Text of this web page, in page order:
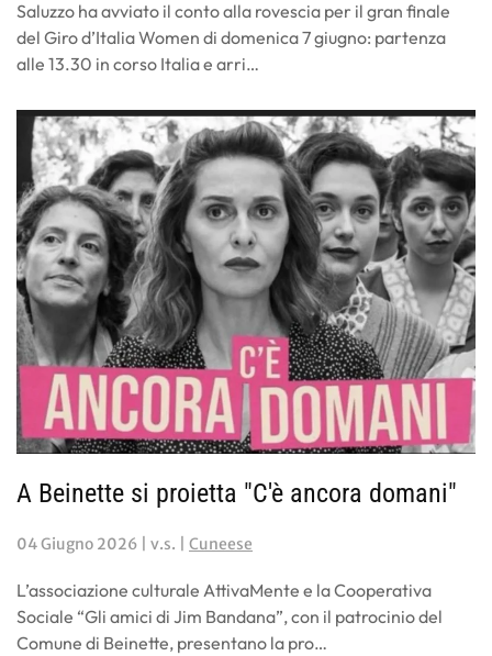
Saluzzo ha avviato il conto alla rovescia per il gran finale
del Giro d’Italia Women di domenica 7 giugno: partenza
alle 13.30 in corso Italia e arri…
A Beinette si proietta "C'è ancora domani"
04 Giugno 2026 | v.s. | Cuneese
L’associazione culturale AttivaMente e la Cooperativa
Sociale “Gli amici di Jim Bandana”, con il patrocinio del
Comune di Beinette, presentano la pro…